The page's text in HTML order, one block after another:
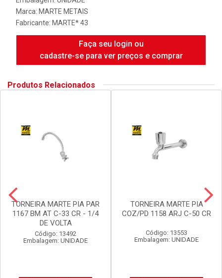
Marca: MARTE METAIS
Fabricante: MARTE* 43
Faça seu login ou
cadastre-se para ver preços e comprar
Produtos Relacionados
TORNEIRA MARTE PIA PAR
1167 BM AT C-33 CR - 1/4
DE VOLTA
Código: 13492
Embalagem: UNIDADE
TORNEIRA MARTE PIA
COZ/PD 1158 ARJ C-50 CR
Código: 13553
Embalagem: UNIDADE